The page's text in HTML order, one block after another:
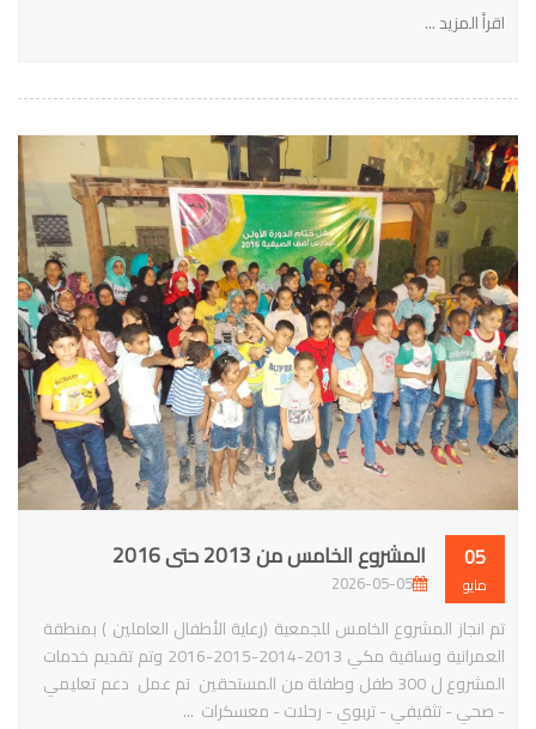
اقرأ المزيد ...
05
مايو
المشروع الخامس من 2013 حتى 2016
2026-05-05
تم انجاز المشروع الخامس للجمعية (رعاية الأطفال العاملين ) بمنطقة
العمرانية وساقية مكي 2013-2014-2015-2016 وتم تقديم خدمات
المشروع ل 300 طفل وطفلة من المستحقين تم عمل دعم تعليمي
- صحي - تثقيفي - تربوي - رحلات - معسكرات ...